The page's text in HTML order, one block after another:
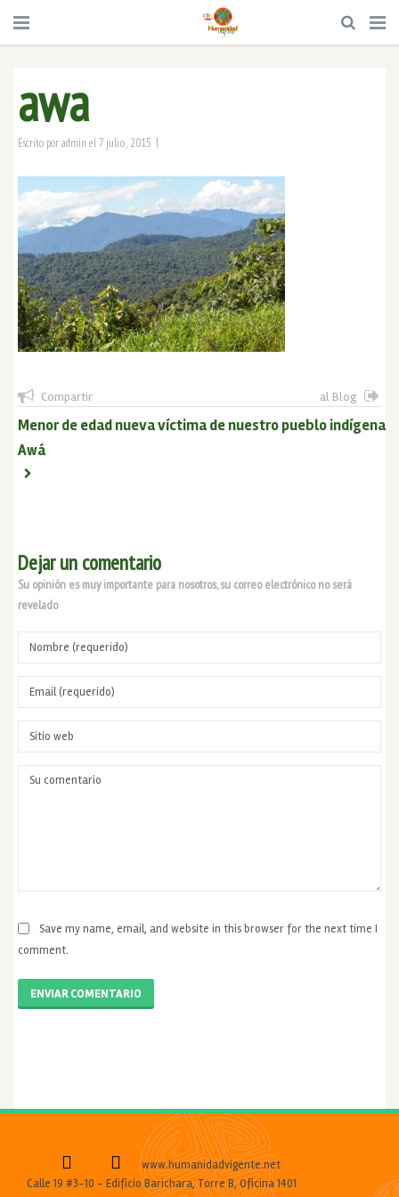
awa
Escrito poradmin el7 julio, 2015 |
Compartir al Blog
Menor de edad nueva víctima de nuestro pueblo indígena
Awá
Dejar un comentario
Su opinión es muy importante para nosotros, su correo electrónico no será
revelado
Save my name, email, and website in this browser for the next time I
comment.
ENVIAR COMENTARIO
www.humanidadvigente.net
Calle 19 #3-10 - Edificio Barichara, Torre B, Oficina 1401